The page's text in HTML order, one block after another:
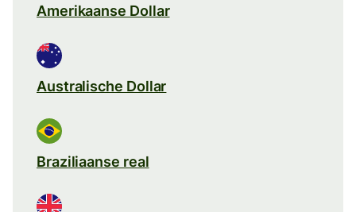
Amerikaanse Dollar
Australische Dollar
Braziliaanse real